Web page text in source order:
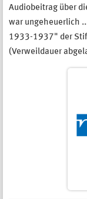
Audiobeitrag über
war ungeheuerlich
1933-1937" der
(Verweildauer